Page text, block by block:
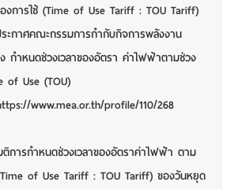
งการใช้ (Time of Use Tariff : TOU Tariff)
ะกาศคณะกรรมการกำกับกิจการพลังงาน
กำหนดช่วงเวลาของอัตรา ค่าไฟฟ้าตามช่วง
of Use (TOU)
www.mea.or.th/profile/110/268
ารกำหนดช่วงเวลาของอัตราค่าไฟฟ้า ตาม
of Use Tariff : TOU Tariff) ของวันหยุด